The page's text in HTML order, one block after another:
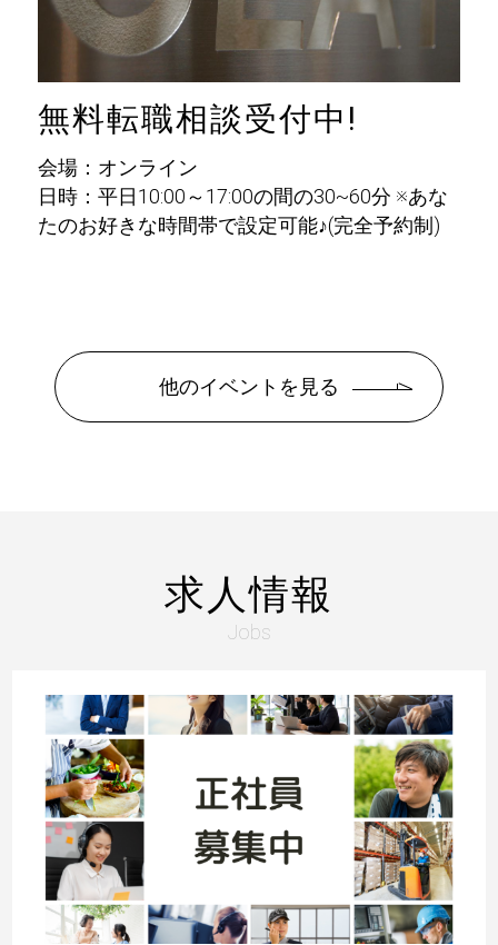
無料転職相談受付中!
会場：オンライン
日時：平日10:00～17:00の間の30~60分 ※あな
たのお好きな時間帯で設定可能♪(完全予約制)
他のイベントを見る
求人情報
Jobs